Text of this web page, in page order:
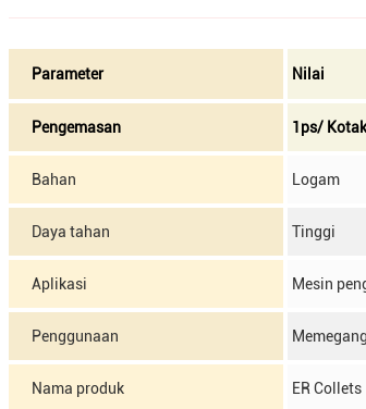
Parameter Nilai
Pengemasan 1ps/
Bahan Logam
Daya tahan Tinggi
Aplikasi Mesin
Penggunaan
Nama produk ER Collets